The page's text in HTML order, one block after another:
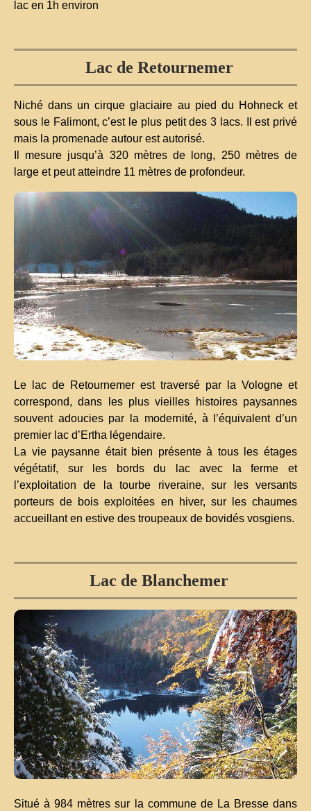
lac en 1h environ
Lac de Retournemer
Niché dans un cirque glaciaire au pied du Hohneck et
sous le Falimont, c’est le plus petit des 3 lacs. Il est privé
mais la promenade autour est autorisé.
Il mesure jusqu’à 320 mètres de long, 250 mètres de
large et peut atteindre 11 mètres de profondeur.
Le lac de Retournemer est traversé par la Vologne et
correspond, dans les plus vieilles histoires paysannes
souvent adoucies par la modernité, à l’équivalent d’un
premier lac d’Ertha légendaire.
La vie paysanne était bien présente à tous les étages
végétatif, sur les bords du lac avec la ferme et
l’exploitation de la tourbe riveraine, sur les versants
porteurs de bois exploitées en hiver, sur les chaumes
accueillant en estive des troupeaux de bovidés vosgiens.
Lac de Blanchemer
Situé à 984 mètres sur la commune de La Bresse dans